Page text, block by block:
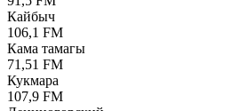
Кайбыч
106,1 FM
Кама тамагы
71,51 FM
Кукмара
107,9 FM